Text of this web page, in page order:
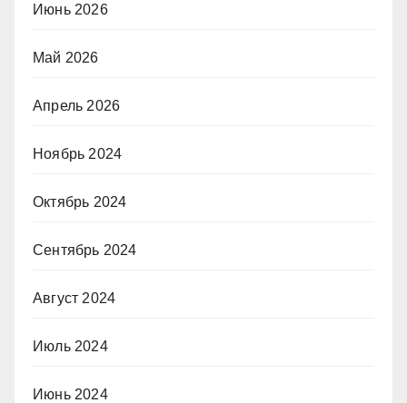
Июнь 2026
Май 2026
Апрель 2026
Ноябрь 2024
Октябрь 2024
Сентябрь 2024
Август 2024
Июль 2024
Июнь 2024